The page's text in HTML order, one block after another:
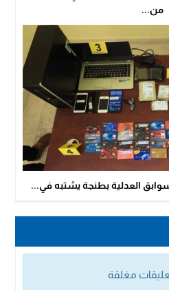
من...
العدلية بطنجة يشتبه في...
مغلقة